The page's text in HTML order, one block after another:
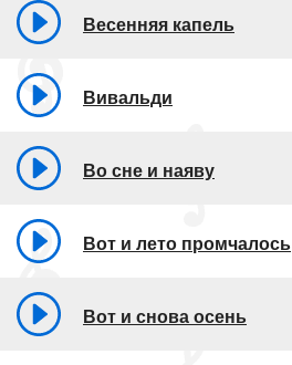
Весенняя капель
Вивальди
Во сне и наяву
Вот и лето промчалось
Вот и снова осень